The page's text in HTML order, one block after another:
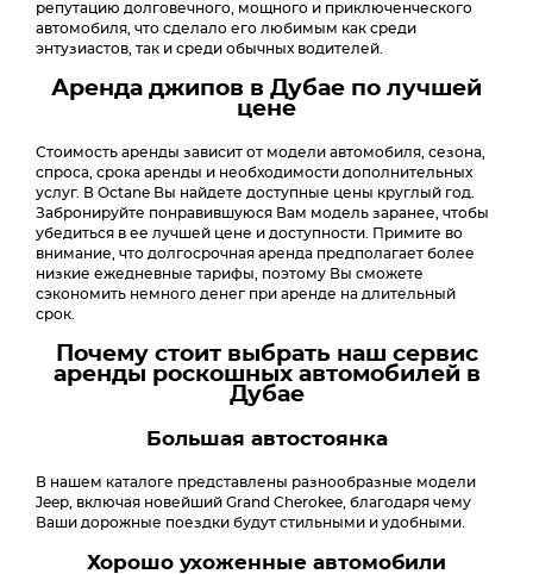
репутацию долговечного, мощного и приключенческого
автомобиля, что сделало его любимым как среди
энтузиастов, так и среди обычных водителей.
Аренда джипов в Дубае по лучшей
цене
Стоимость аренды зависит от модели автомобиля, сезона,
спроса, срока аренды и необходимости дополнительных
услуг. В Octane Вы найдете доступные цены круглый год.
Забронируйте понравившуюся Вам модель заранее, чтобы
убедиться в ее лучшей цене и доступности. Примите во
внимание, что долгосрочная аренда предполагает более
низкие ежедневные тарифы, поэтому Вы сможете
сэкономить немного денег при аренде на длительный
срок.
Почему стоит выбрать наш сервис
аренды роскошных автомобилей в
Дубае
Большая автостоянка
В нашем каталоге представлены разнообразные модели
Jeep, включая новейший Grand Cherokee, благодаря чему
Ваши дорожные поездки будут стильными и удобными.
Хорошо ухоженные автомобили